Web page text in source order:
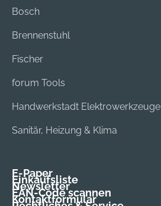
Bosch
Brennenstuhl
Fischer
forum Tools
Handwerkstadt Elektrowerkzeuge
Sanitär, Heizung & Klima
E-Paper
Einkaufsliste
Newsletter
EAN-Code scannen
Kontaktformular